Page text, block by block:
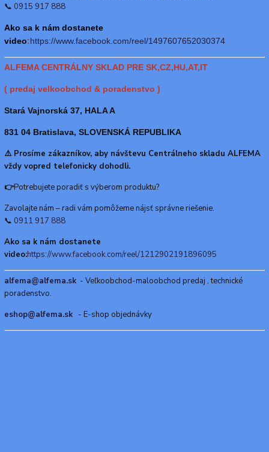
📞 0915 917 888
Ako sa k nám dostanete
video:https://www.facebook.com/reel/1497607652030374
ALFEMA CENTRÁLNY SKLAD PRE SK,CZ,HU,AT,IT
( predaj velkoobchod & poradenstvo )
Stará Vajnorská 37, HALA A
831 04 Bratislava, SLOVENSKÁ REPUBLIKA
⚠️ Prosíme zákazníkov, aby návštevu Centrálneho skladu ALFEMA
vždy vopred telefonicky dohodli.
👉Potrebujete poradiť s výberom produktu?
Zavolajte nám – radi vám pomôžeme nájsť správne riešenie.
📞 0911 917 888
Ako sa k nám dostanete
video:https://www.facebook.com/reel/1212902191896095
alfema@alfema.sk - Veľkoobchod-maloobchod predaj , technické
poradenstvo.
eshop@alfema.sk - E-shop objednávky